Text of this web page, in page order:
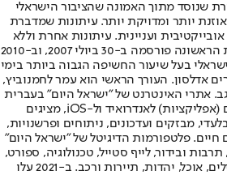
שנוסד מתוך האמונה שהציבור הישראלי
יותר ומדויקת יותר. עיתונות שמדברת
ועניינית. עיתונות אחרת וללא
תשלום. המהדורה המודפסת הראשונה פורסמה ב-30 ביולי 2007, וב-2010
בעל שיעור החשיפה הגבוה ביותר בימי
אדלסון. העורך הראשי הוא עמר לחמנוביץ,
אתרי האינטרנט של "ישראל היום" בעברית
ובאנגלית, כמו כן היישומונים (אפליקציות) לאנדרואיד ול-iOS, מציגים
מבזקים ועדכונים, ניתוחים ופרשנויות,
חיים. פלטפורמות הדיגיטל של "ישראל היום"
ובידור, לייף סטייל, טכנולוגיה, ספורט,
כלכלה וצרכנות, בריאות, חיילים, אוכל, יהדות, תיירות ורכב. ב-2021 עלו